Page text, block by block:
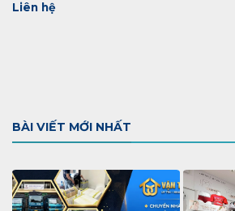
Liên hệ
BÀI VIẾT MỚI NHẤT